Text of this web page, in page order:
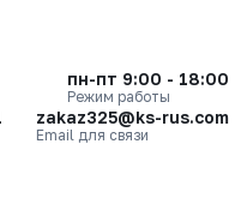
пн-пт 9:00 - 18:00
Режим работы
zakaz325@ks-rus.com
Email для связи